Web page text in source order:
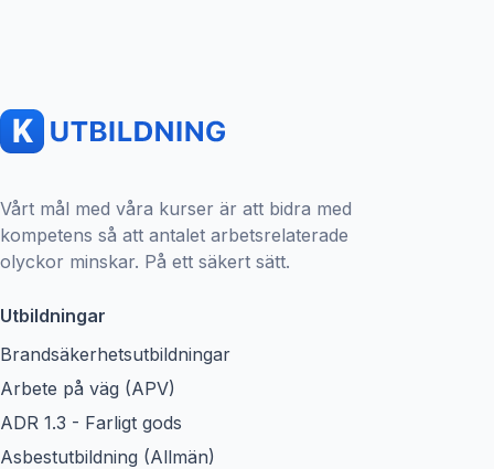
Vårt mål med våra kurser är att bidra med
kompetens så att antalet arbetsrelaterade
olyckor minskar. På ett säkert sätt.
Utbildningar
Brandsäkerhetsutbildningar
Arbete på väg (APV)
ADR 1.3 - Farligt gods
Asbestutbildning (Allmän)